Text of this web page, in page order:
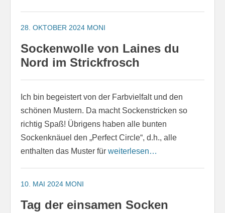
28. OKTOBER 2024 MONI
Sockenwolle von Laines du
Nord im Strickfrosch
Ich bin begeistert von der Farbvielfalt und den
schönen Mustern. Da macht Sockenstricken so
richtig Spaß! Übrigens haben alle bunten
Sockenknäuel den „Perfect Circle“, d.h., alle
enthalten das Muster für weiterlesen…
10. MAI 2024 MONI
Tag der einsamen Socken